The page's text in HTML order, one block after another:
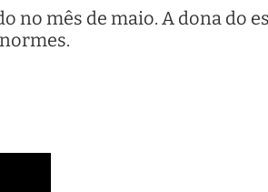
no mês de maio. A dona do